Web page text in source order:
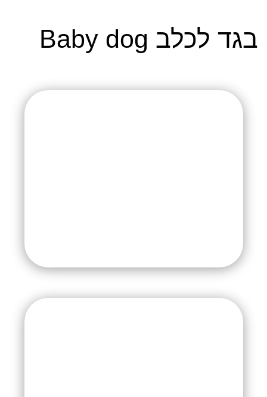
בגד לכלב Baby dog